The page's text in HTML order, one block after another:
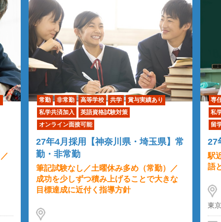
常勤 非常勤 高等学校 共学
賞与実績あり
私学共済加入
英語資格試験対策
オンライン面接可能
27年4月採用【神奈川県・埼玉県】常
勤・非常勤
筆記試験なし／土曜休み多め（常勤）／
成功を少しずつ積み上げることで大きな
目標達成に近付く指導方針
専
私
留
27
駅
語
東